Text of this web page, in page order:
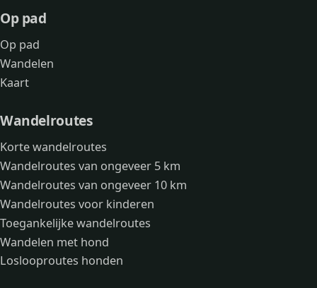
Op pad
Op pad
Wandelen
Kaart
Wandelroutes
Korte wandelroutes
Wandelroutes van ongeveer 5 km
Wandelroutes van ongeveer 10 km
Wandelroutes voor kinderen
Toegankelijke wandelroutes
Wandelen met hond
Loslooproutes honden